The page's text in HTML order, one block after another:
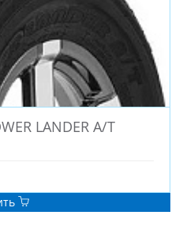
АВТО
АВТО
LANDER A/T